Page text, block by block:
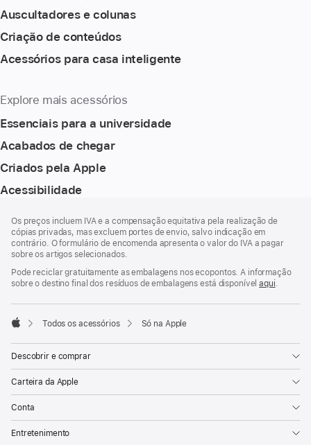
Auscultadores e colunas
Criação de conteúdos
Acessórios para casa inteligente
Explore mais acessórios
Essenciais para a universidade
Acabados de chegar
Criados pela Apple
Acessibilidade
de
rodapé
Os preços incluem IVA e a compensação equitativa pela realização de
cópias privadas, mas excluem portes de envio, salvo indicação em
contrário. O formulário de encomenda apresenta o valor do IVA a pagar
sobre os artigos selecionados.
Pode reciclar gratuitamente as embalagens nos ecopontos. A informação
sobre o destino final dos resíduos de embalagens está disponívelaqui.
Todos os acessórios Só na Apple
Descobrir e comprar
Carteira da Apple
Conta
Entretenimento